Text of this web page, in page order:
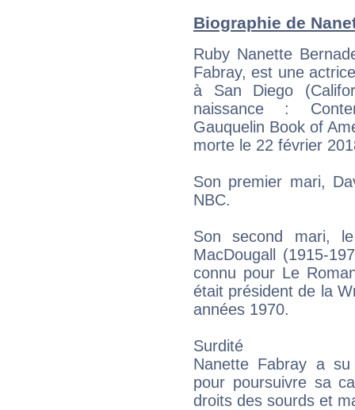
Biographie de
Ruby Nanette
Fabray, est une
à San Diego
naissance :
Gauquelin Book of
morte le 22 février
Son premier mari,
NBC.
Son second mari,
MacDougall (1915-
connu pour Le
était président de la
années 1970.
Surdité
Nanette Fabray a
pour poursuivre sa
droits des sourds et